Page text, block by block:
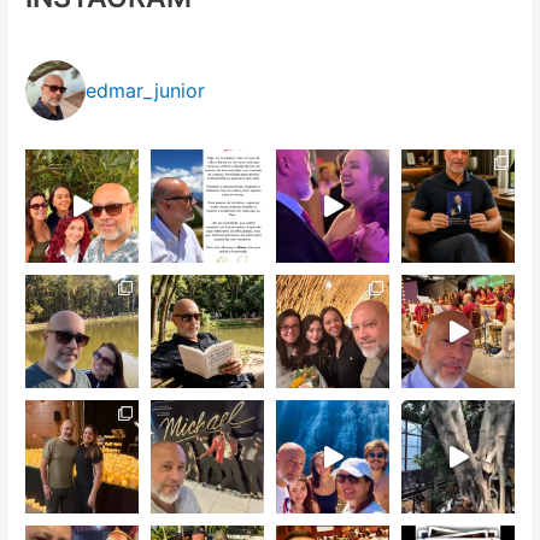
edmar_junior